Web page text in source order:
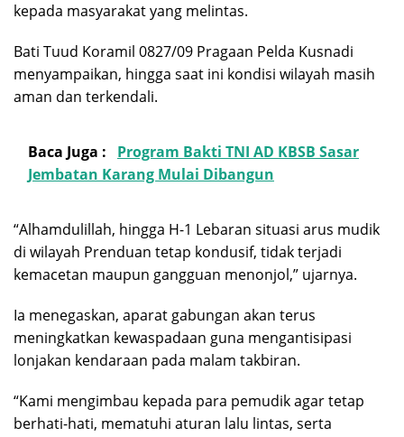
kepada masyarakat yang melintas.
Bati Tuud Koramil 0827/09 Pragaan Pelda Kusnadi
menyampaikan, hingga saat ini kondisi wilayah masih
aman dan terkendali.
Baca Juga :
Program Bakti TNI AD KBSB Sasar
Jembatan Karang Mulai Dibangun
“Alhamdulillah, hingga H-1 Lebaran situasi arus mudik
di wilayah Prenduan tetap kondusif, tidak terjadi
kemacetan maupun gangguan menonjol,” ujarnya.
Ia menegaskan, aparat gabungan akan terus
meningkatkan kewaspadaan guna mengantisipasi
lonjakan kendaraan pada malam takbiran.
“Kami mengimbau kepada para pemudik agar tetap
berhati-hati, mematuhi aturan lalu lintas, serta